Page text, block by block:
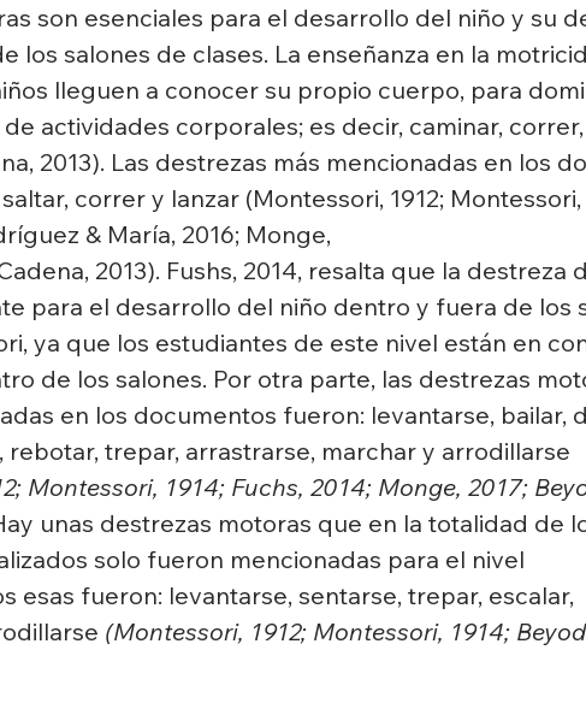
son esenciales para el desarrollo del niño y su
los salones de clases. La enseñanza en la
lleguen a conocer su propio cuerpo, para
actividades corporales; es decir, caminar,
2013). Las destrezas más mencionadas en los
correr y lanzar (Montessori, 1912; Montessori,
& María, 2016; Monge,
2013). Fushs, 2014, resalta que la destreza
para el desarrollo del niño dentro y fuera de los
ya que los estudiantes de este nivel están en
de los salones. Por otra parte, las destrezas
en los documentos fueron: levantarse, bailar,
rebotar, trepar, arrastrarse, marchar y arrodillarse
Montessori, 1914; Fuchs, 2014; Monge, 2017;
unas destrezas motoras que en la totalidad de
solo fueron mencionadas para el nivel
esas fueron: levantarse, sentarse, trepar, escalar,
(Montessori, 1912; Montessori, 1914;